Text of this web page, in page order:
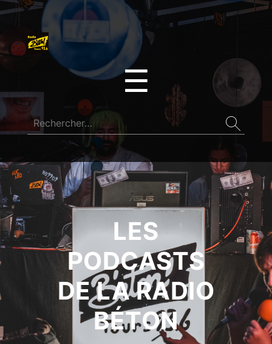
☰
LES
PODCASTS
DE LA RADIO
BÉTON